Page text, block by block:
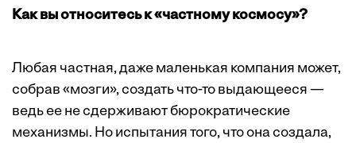
Как вы относитесь к «частному космосу»?
Любая частная, даже маленькая компания может,
собрав «мозги», создать что-то выдающееся —
ведь ее не сдерживают бюрократические
механизмы. Но испытания того, что она создала,